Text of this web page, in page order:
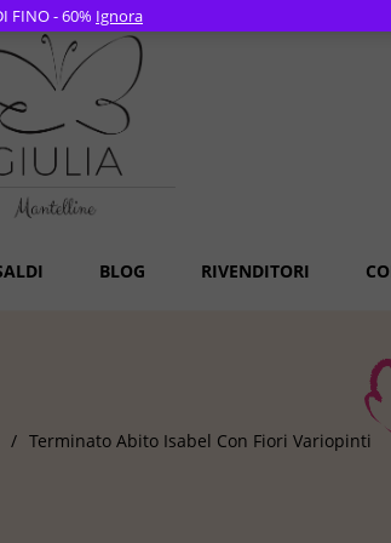
BLOG RIVENDITORI
/ Terminato Abito Isabel Con Fiori Variopinti
FINO - 60% Ignora